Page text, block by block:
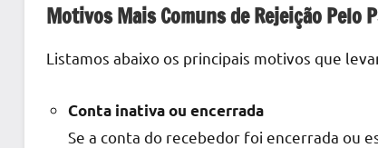
Motivos Mais Comuns de Rejeição Pelo
Listamos abaixo os principais motivos que
Conta inativa ou encerrada
Se a conta do recebedor foi encerrada ou